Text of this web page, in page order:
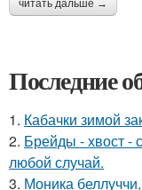
читать дальше →
Последние
1. Кабачки зимой
2. Брейды - хвост -
любой случай.
3. Моника